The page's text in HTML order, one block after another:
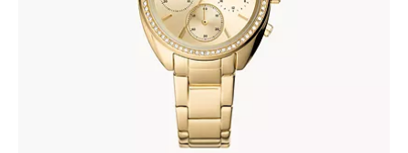
335.00 KM